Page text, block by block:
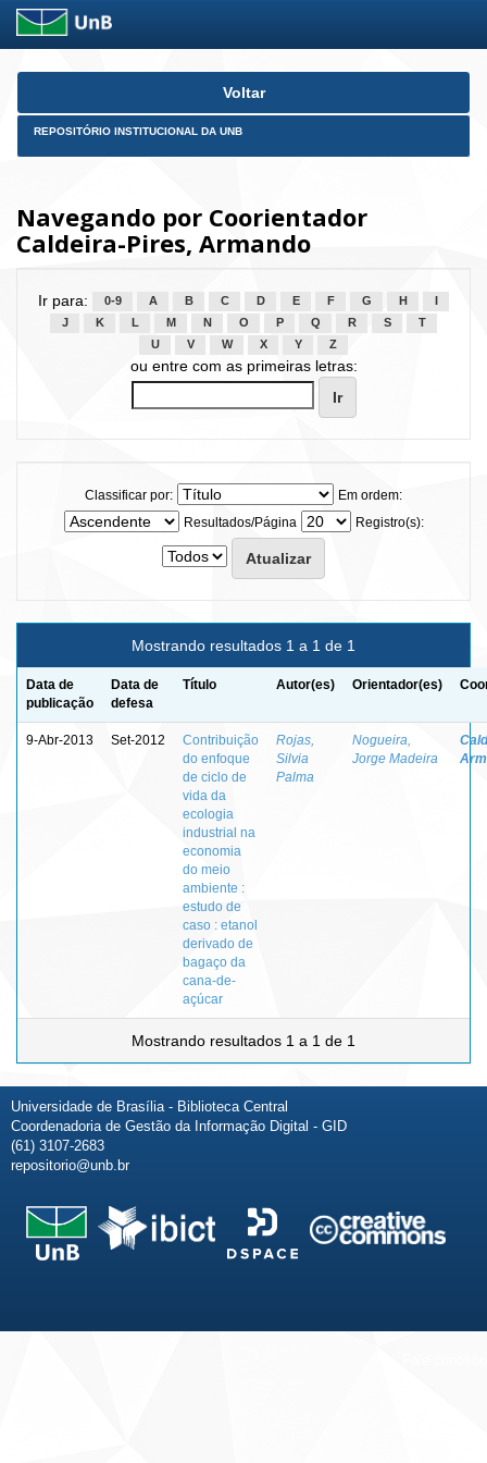
Skip
Voltar
REPOSITÓRIO INSTITUCIONAL DA UNB
Navegando por Coorientador
Caldeira-Pires, Armando
Ir para: 0-9 A B C D E F G H
J
K L M N O P Q R S
T
U
V W X Y Z
ou entre com as primeiras letras:
Classificar por:
Em ordem:
Resultados/Página
Registro(s):
Mostrando resultados 1 a 1 de 1
Data de
publicação
Data de
defesa
Título Autor(es) Orientador(es)
9-Abr-2013 Set-2012
Contribuição
do enfoque
de ciclo de
vida da
ecologia
industrial na
economia
do meio
ambiente :
estudo de
caso : etanol
derivado de
bagaço da
cana-de-
açúcar
Rojas,
Silvia
Palma
Nogueira,
Jorge Madeira
Mostrando resultados 1 a 1 de 1
Universidade de Brasília - Biblioteca Central
Coordenadoria de Gestão da Informação Digital - GID
(61) 3107-2683
repositorio@unb.br